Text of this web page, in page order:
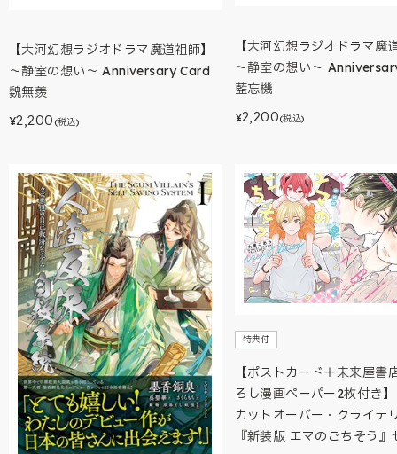
【大河幻想ラジオドラマ魔道祖師】
～静室の想い～ Anniversary Card
魏無羨
¥2,200 (税込)
【大河幻想ラジオドラマ魔
～静室の想い～
藍忘機
¥2,200(税込)
特典付
【ポストカード＋未来屋書
ろし漫画ペーパー2枚付き
カットオーバー・クライテ
『新装版 エマのごちそう』